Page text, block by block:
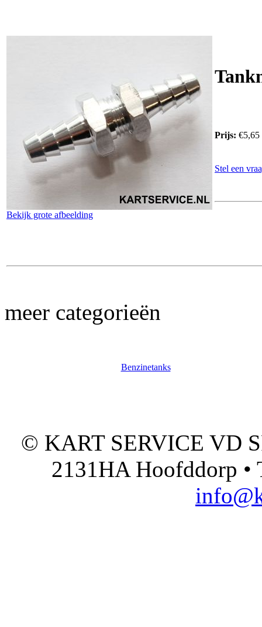
Bekijk grote afbeelding
Prijs: €5,65
Stel een
meer categorieën
Benzinetanks
© KART SERVICE VD
2131HA Hoofddorp •